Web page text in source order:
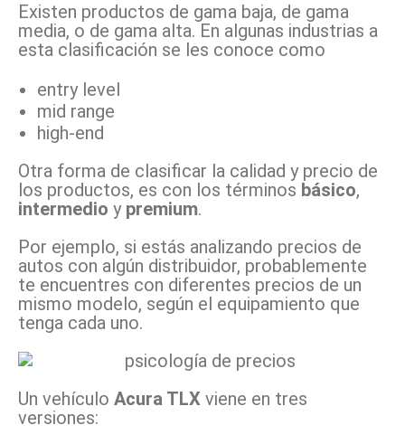
Existen productos de gama baja, de gama
media, o de gama alta. En algunas industrias a
esta clasificación se les conoce como
entry level
mid range
high-end
Otra forma de clasificar la calidad y precio de
los productos, es con los términos básico,
intermedio y premium.
Por ejemplo, si estás analizando precios de
autos con algún distribuidor, probablemente
te encuentres con diferentes precios de un
mismo modelo, según el equipamiento que
tenga cada uno.
Un vehículo Acura TLX viene en tres
versiones: